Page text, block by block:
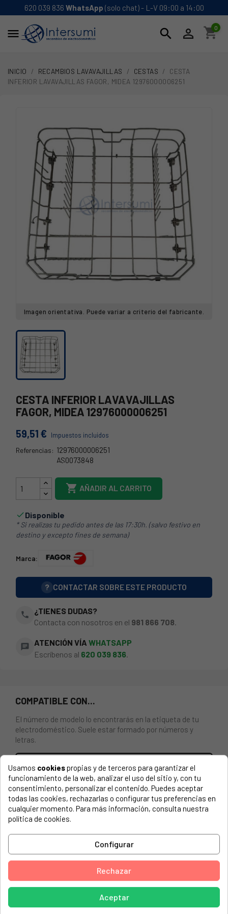
620 039 836 WhatsApp (solo chat) - L-V 09:00 a 14:00
 search  shopping_cart
0
INICIO RECAMBIOS LAVAVAJILLAS CESTAS
CESTA
INFERIOR LAVAVAJILLAS FAGOR, MIDEA 12976000006251
Imagen orientativa. Puede variar a criterio del fabricante.
CESTA INFERIOR LAVAVAJILLAS
FAGOR, MIDEA 12976000006251
59,51 € Impuestos incluidos
Referencias: 12976000006251
AS0073848
1297600000625
 AÑADIR AL CARRITO
Disponible
* Si realizas tu pedido antes de las 17:30h. (salvo festivo en
destino y excepto fines de semana)
Marca:
? CONTACTAR SOBRE ESTE PRODUCTO
phone
¿TIENES DUDAS?
Contacta con nosotros en el 981 866 708.
chat ATENCIÓN VÍA WHATSAPP
Escríbenos al 620 039 836
COMPATIBLE CON...
El número de modelo lo encontrarás en la etiqueta de tu
electrodoméstico. Suele estar formado por números y
letras.
CESTA INFERIOR PARA LAVAVAJILLAS FAGOR, MIDEA,
EDESA, ETC.
AMICA, 50620 1100456 5906006004569
AMICA, ADF610WH (1190624 ADF610WH)
AMICA, ADF610WH 1190624 5055833406074
AMICA, ADF630WH 1190610 5055833406081
AMICA, ADI630 1190615 5055833406135
Usamos cookiespropias y de terceros para garantizar el
funcionamiento de la web, analizar el uso del sitio y, con tu
consentimiento, personalizar el contenido. Puedes aceptar
todas las cookies, rechazarlas o configurar tus preferencias en
cualquier momento. Para más información, consulta nuestra
política de cookies.
Configurar
Rechazar
Aceptar